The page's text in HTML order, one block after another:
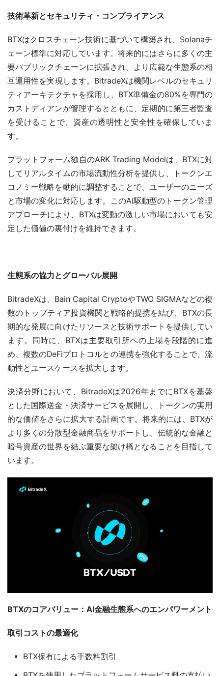
技術革新とセキュリティ・コンプライアンス
BTXはクロスチェーン技術に基づいて構築され、Solanaチ
ェーン標準に対応しています。将来的にはさらに多くの主
要パブリックチェーンに拡張され、より広範な生態系の相
互運用性を実現します。BitradeXは機関レベルのセキュリ
ティアーキテクチャを採用し、BTX準備金の80%を専門の
カストディアンが管理するとともに、定期的に第三者監査
を受けることで、資産の透明性と安全性を確保していま
す。
プラットフォーム独自のARK Trading Modelは、BTXに対
してリアルタイムの市場流動性分析を提供し、トークンエ
コノミー戦略を動的に調整することで、ユーザーのニーズ
と市場の変化に対応します。このAI駆動型のトークン管理
アプローチにより、BTXは変動の激しい市場においても安
定した価値の裏付けを維持できます。
生態系の協力とグローバル展開
BitradeXは、Bain Capital CryptoやTWO SIGMAなどの複
数のトップティア投資機関と戦略的提携を結び、BTXの長
期的な発展に向けたリソースと技術サポートを提供してい
ます。同時に、BTXは主要取引所への上場を段階的に進
め、複数のDeFiプロトコルとの連携を強化することで、流
動性とユースケースを拡大します。
決済分野において、BitradeXは2026年までにBTXを基盤
とした国際送金・決済サービスを展開し、トークンの実用
的な価値をさらに拡大する計画です。将来的には、BTXが
より多くの分散型金融商品をサポートし、伝統的な金融と
暗号資産の世界を結ぶ重要な架け橋となることを目指して
います。
BTXのコアバリュー：AI金融生態系へのエンパワーメント
取引コストの最適化
BTX保有による手数料割引